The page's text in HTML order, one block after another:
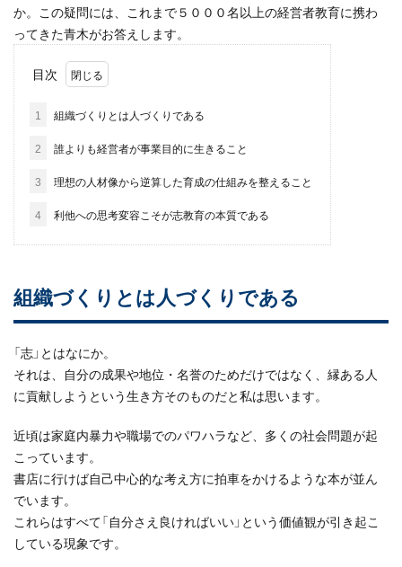
か。この疑問には、これまで５０００名以上の経営者教育に携わ
ってきた青木がお答えします。
目次
1 組織づくりとは人づくりである
2 誰よりも経営者が事業目的に生きること
3 理想の人材像から逆算した育成の仕組みを整えること
4 利他への思考変容こそが志教育の本質である
組織づくりとは人づくりである
「志」とはなにか。
それは、自分の成果や地位・名誉のためだけではなく、縁ある人
に貢献しようという生き方そのものだと私は思います。
近頃は家庭内暴力や職場でのパワハラなど、多くの社会問題が起
こっています。
書店に行けば自己中心的な考え方に拍車をかけるような本が並ん
でいます。
これらはすべて「自分さえ良ければいい」という価値観が引き起こ
している現象です。